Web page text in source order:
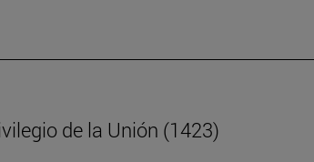
de la Unión (1423)